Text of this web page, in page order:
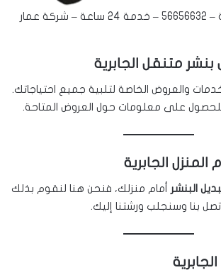
بنشر متنقل الجابرية – 56656632 – خدمة 24 ساعة – شركة عمار
متنقل الجابرية
والعروض الخاصة لتلبية جميع احتياجاتك.
للحصول على معلومات حول العروض المتاحة.
المنزل الجابرية
البنشر أمام منزلك، فنحن هنا لنقوم بذلك
بنا وسنجلب ورشتنا إليك.